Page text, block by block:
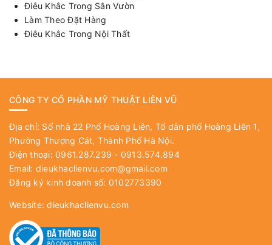
Điêu Khắc Trong Sân Vườn
Làm Theo Đặt Hàng
Điêu Khắc Trong Nội Thất
CÔNG TY CỔ PHẦN MỸ THUẬT LIÊN VŨ
Địa chỉ: Số nhà 22 Phố Hoàng Liên, Tổ dân phố Hoàng Liên 1,
Phường Thượng Cát, Thành Phố Hà Nội.
Điện thoại: 0961.287.239 - 0913.574.894
Email: dieukhaclienvu.com@gmail.com
Đăng ký kinh doanh số: 0102773390
Website:dieukhaclienvu.com